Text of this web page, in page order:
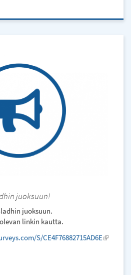
juoksuun!
juoksuun.
linkin kautta.
S/CE4F76882715AD6E(l